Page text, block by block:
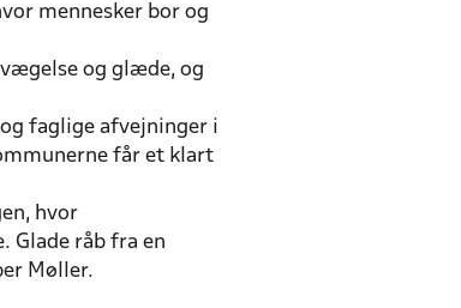
mennesker bor og
og glæde, og
faglige afvejninger i
får et klart
hvor
Glade råb fra en
Møller.